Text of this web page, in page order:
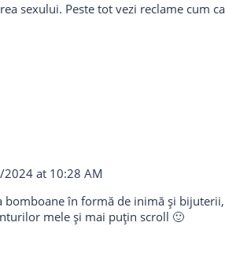
sexului. Peste tot vezi reclame
at 10:28 AM
în formă de inimă și
mele și mai puțin scroll 🙂